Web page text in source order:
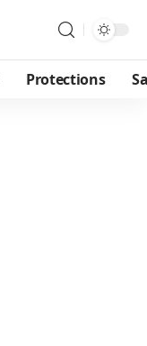
Protections